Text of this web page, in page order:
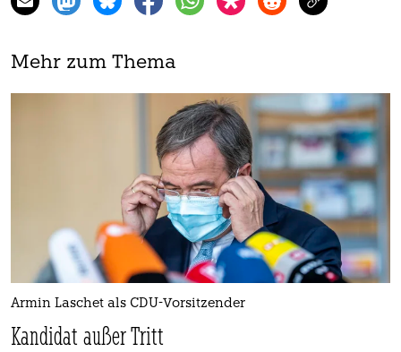
Mehr zum Thema
Armin Laschet als CDU-Vorsitzender
Kandidat außer Tritt